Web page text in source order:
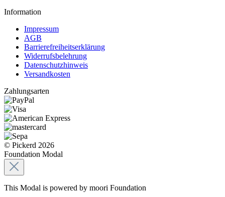
Information
Impressum
AGB
Barrierefreiheitserklärung
Widerrufsbelehrung
Datenschutzhinweis
Versandkosten
Zahlungsarten
© Pickerd 2026
Foundation Modal
This Modal is powered by moori Foundation